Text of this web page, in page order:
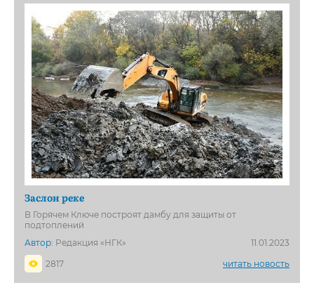
Заслон реке
В Горячем Ключе построят дамбу для защиты от
подтоплений
Автор: Редакция «НГК»
11.01.2023
2817
читать новость